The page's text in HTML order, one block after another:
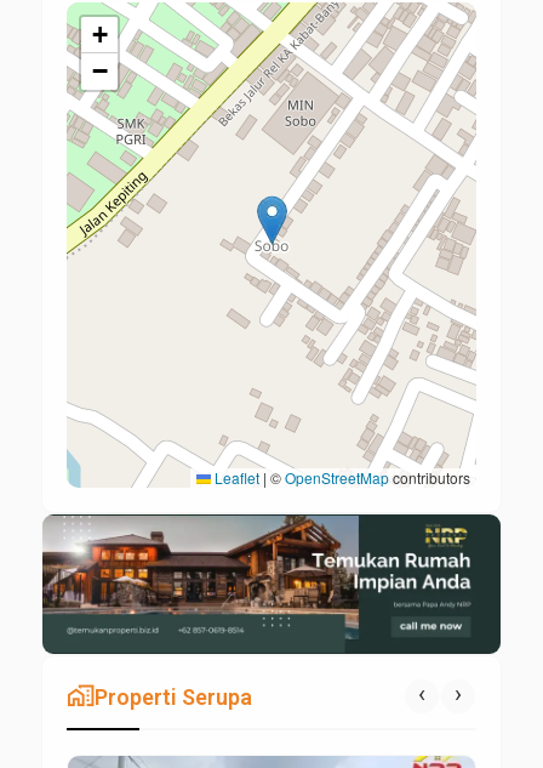
+
−
Leaflet | ©OpenStreetMapcontributors
maps_home_workProperti Serupa ‹ ›